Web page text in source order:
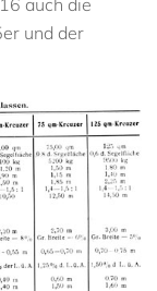
und der